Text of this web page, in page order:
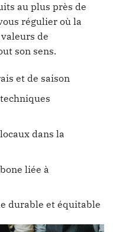
au plus près de
régulier où la
de
son sens.
et de saison
dans la
liée à
durable et équitable